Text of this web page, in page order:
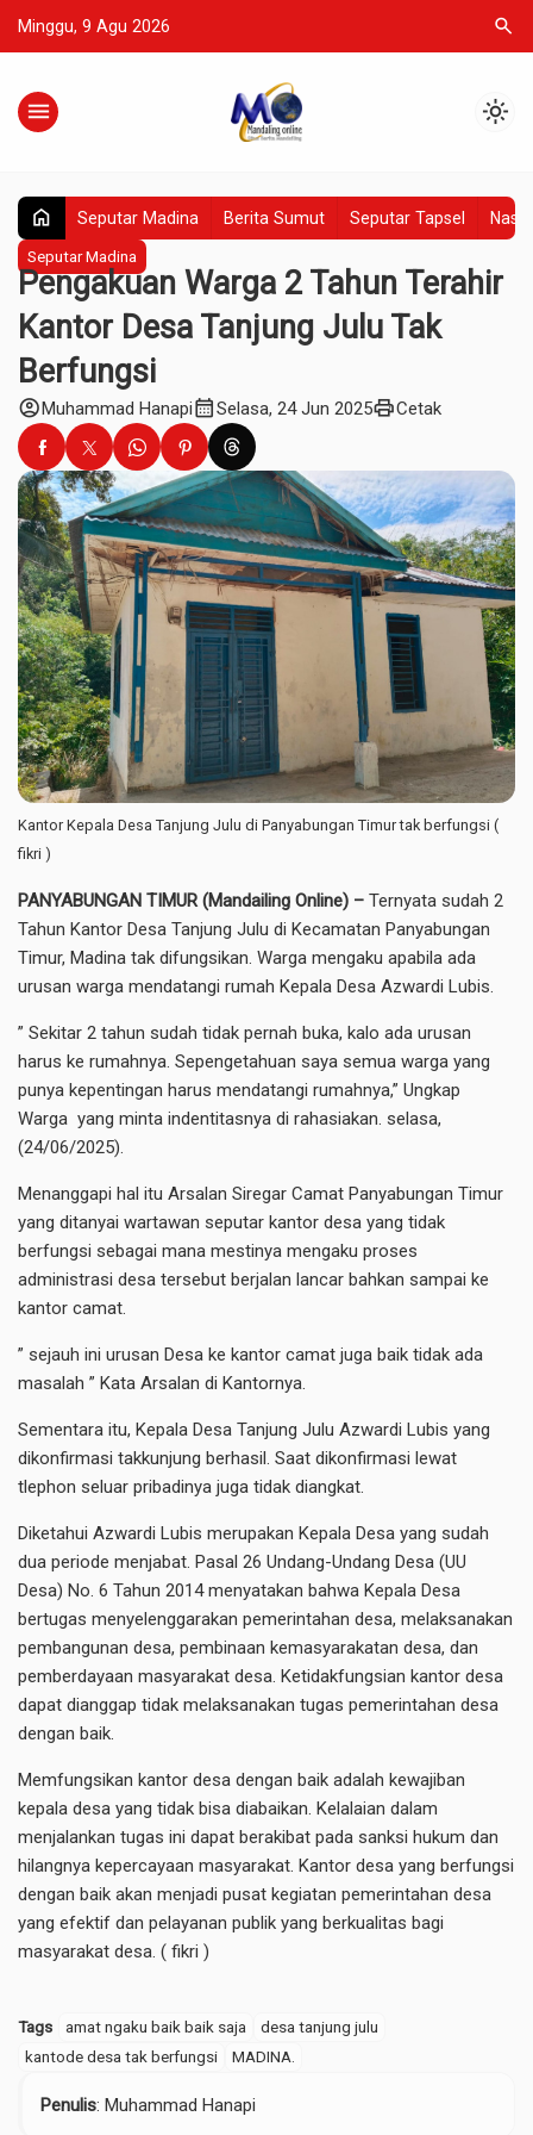
Minggu, 9 Agu 2026 search
menu light_mode
home Seputar Madina Berita Sumut Seputar Tapsel
Seputar Madina
Pengakuan Warga 2 Tahun Terahir
Kantor Desa Tanjung Julu Tak
Berfungsi
account_circleMuhammad Hanapicalendar_monthSelasa, 24 Jun 2025printCetak
Kantor Kepala Desa Tanjung Julu di Panyabungan Timur tak berfungsi (
fikri )
PANYABUNGAN TIMUR (Mandailing Online) – Ternyata sudah 2
Tahun Kantor Desa Tanjung Julu di Kecamatan Panyabungan
Timur, Madina tak difungsikan. Warga mengaku apabila ada
urusan warga mendatangi rumah Kepala Desa Azwardi Lubis.
” Sekitar 2 tahun sudah tidak pernah buka, kalo ada urusan
harus ke rumahnya. Sepengetahuan saya semua warga yang
punya kepentingan harus mendatangi rumahnya,” Ungkap
Warga yang minta indentitasnya di rahasiakan. selasa,
(24/06/2025).
Menanggapi hal itu Arsalan Siregar Camat Panyabungan Timur
yang ditanyai wartawan seputar kantor desa yang tidak
berfungsi sebagai mana mestinya mengaku proses
administrasi desa tersebut berjalan lancar bahkan sampai ke
kantor camat.
” sejauh ini urusan Desa ke kantor camat juga baik tidak ada
masalah ” Kata Arsalan di Kantornya.
Sementara itu, Kepala Desa Tanjung Julu Azwardi Lubis yang
dikonfirmasi takkunjung berhasil. Saat dikonfirmasi lewat
tlephon seluar pribadinya juga tidak diangkat.
Diketahui Azwardi Lubis merupakan Kepala Desa yang sudah
dua periode menjabat. Pasal 26 Undang-Undang Desa (UU
Desa) No. 6 Tahun 2014 menyatakan bahwa Kepala Desa
bertugas menyelenggarakan pemerintahan desa, melaksanakan
pembangunan desa, pembinaan kemasyarakatan desa, dan
pemberdayaan masyarakat desa. Ketidakfungsian kantor desa
dapat dianggap tidak melaksanakan tugas pemerintahan desa
dengan baik.
Memfungsikan kantor desa dengan baik adalah kewajiban
kepala desa yang tidak bisa diabaikan. Kelalaian dalam
menjalankan tugas ini dapat berakibat pada sanksi hukum dan
hilangnya kepercayaan masyarakat. Kantor desa yang berfungsi
dengan baik akan menjadi pusat kegiatan pemerintahan desa
yang efektif dan pelayanan publik yang berkualitas bagi
masyarakat desa. ( fikri )
Tags amat ngaku baik baik saja
desa tanjung julu
kantode desa tak berfungsi
MADINA.
Penulis: Muhammad Hanapi